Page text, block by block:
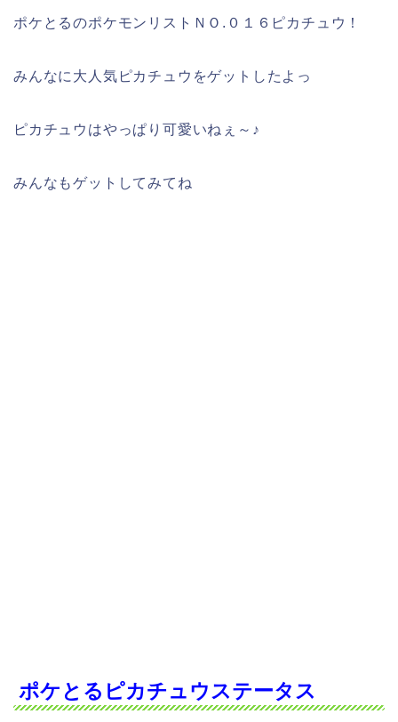
ポケとるのポケモンリストＮＯ.０１６ピカチュウ！
みんなに大人気ピカチュウをゲットしたよっ
ピカチュウはやっぱり可愛いねぇ～♪
みんなもゲットしてみてね
ポケとるピカチュウステータス